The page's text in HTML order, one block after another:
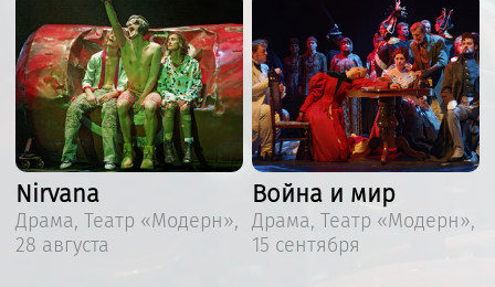
Война и мир
Драма, Театр «Модерн»,
15 сентября
Затерянный мир
Детский спектакль,
Театр «Модерн», 19